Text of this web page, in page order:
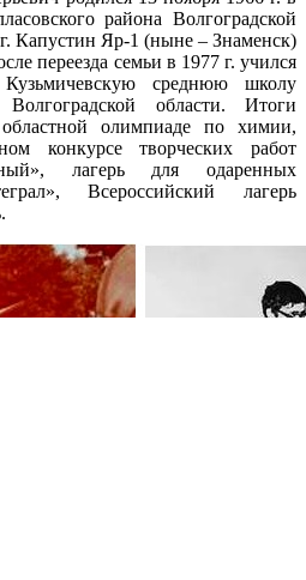
района Волгоградской
Капустин Яр-1 (ныне – Знаменск)
переезда семьи в 1977 г. учился
среднюю школу
области. Итоги
олимпиаде по химии,
конкурсе творческих работ
лагерь для одаренных
Всероссийский лагерь